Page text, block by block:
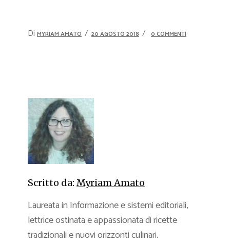
Di MYRIAM AMATO 20 AGOSTO 2018 0 COMMENTI
Scritto da: Myriam Amato
Laureata in Informazione e sistemi editoriali,
lettrice ostinata e appassionata di ricette
tradizionali e nuovi orizzonti culinari.